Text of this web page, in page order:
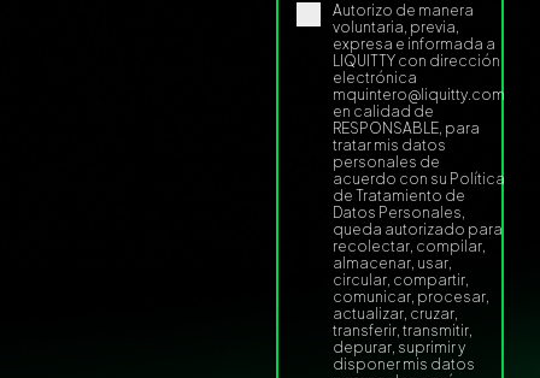
Autorizo de manera
voluntaria, previa,
expresa e informada a
LIQUITTY con dirección
electrónica
mquintero@liquitty.com
en calidad de
RESPONSABLE, para
tratar mis datos
personales de
acuerdo con su Política
de Tratamiento de
Datos Personales,
queda autorizado para
recolectar, compilar,
almacenar, usar,
circular, compartir,
comunicar, procesar,
actualizar, cruzar,
transferir, transmitir,
depurar, suprimir y
disponer mis datos